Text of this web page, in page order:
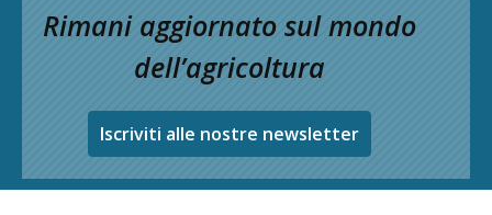
Rimani aggiornato sul mondo
dell’agricoltura
Iscriviti alle nostre newsletter